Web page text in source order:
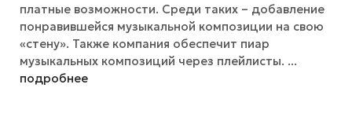
платные возможности. Среди таких – добавление
понравившейся музыкальной композиции на свою
«стену». Также компания обеспечит пиар
музыкальных композиций через плейлисты. ...
подробнее